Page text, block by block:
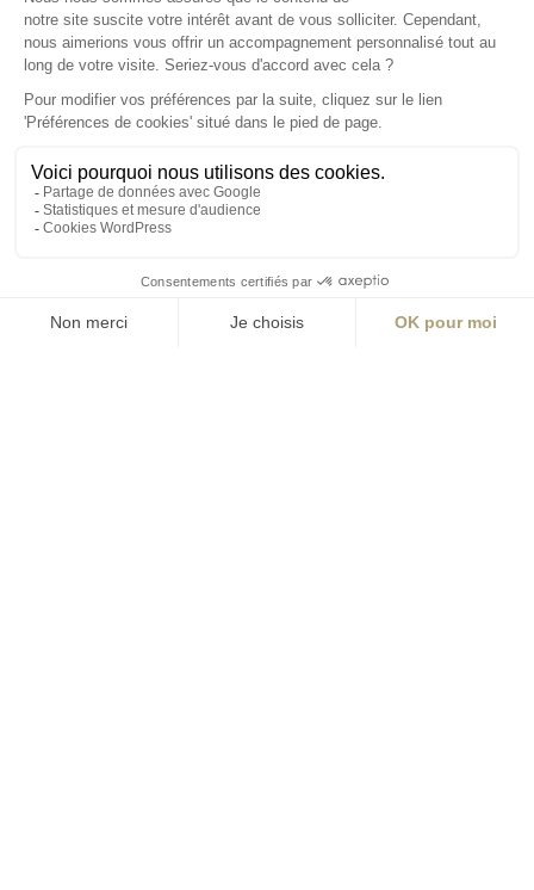
S'inscrire à la newsletter
ABONNEZ-VOUS
Alternative: